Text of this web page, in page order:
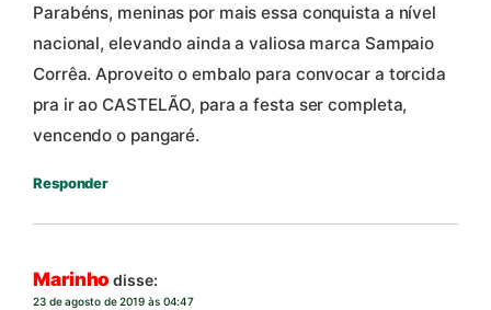
Parabéns, meninas por mais essa conquista a nível
nacional, elevando ainda a valiosa marca Sampaio
Corrêa. Aproveito o embalo para convocar a torcida
pra ir ao CASTELÃO, para a festa ser completa,
vencendo o pangaré.
Responder
Marinho disse:
23 de agosto de 2019 às 04:47